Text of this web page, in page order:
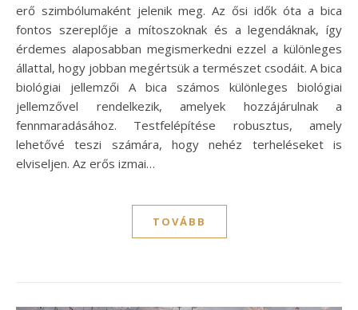
erő szimbólumaként jelenik meg. Az ősi idők óta a bica
fontos szereplője a mítoszoknak és a legendáknak, így
érdemes alaposabban megismerkedni ezzel a különleges
állattal, hogy jobban megértsük a természet csodáit. A bica
biológiai jellemzői A bica számos különleges biológiai
jellemzővel rendelkezik, amelyek hozzájárulnak a
fennmaradásához. Testfelépítése robusztus, amely
lehetővé teszi számára, hogy nehéz terheléseket is
elviseljen. Az erős izmai…
TOVÁBB